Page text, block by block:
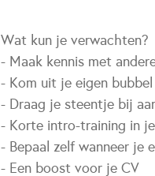
Wat kun je verwachten?
- Maak kennis met
- Kom uit je eigen bubbel
- Draag je steentje bij
- Korte intro-training in
- Bepaal zelf wanneer je
- Een boost voor je CV